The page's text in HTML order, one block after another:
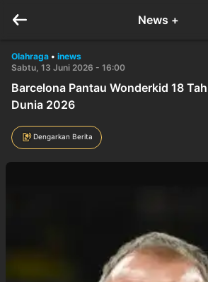
News +
Olahraga • inews
Sabtu, 13 Juni 2026 - 16:00
Barcelona Pantau Wonderkid 18
Dunia 2026
Dengarkan Berita